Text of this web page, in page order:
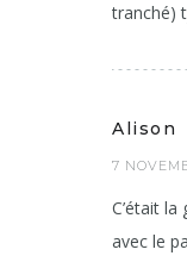
tranché)
Alison
7
C’était la
avec le